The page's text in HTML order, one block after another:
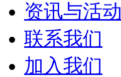
资讯与活动
联系我们
加入我们